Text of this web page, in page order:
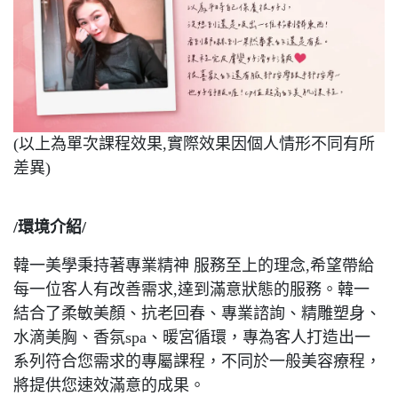
(以上為單次課程效果,實際效果因個人情形不同有所
差異)
/環境介紹/
韓一美學秉持著專業精神 服務至上的理念,希望帶給
每一位客人有改善需求,達到滿意狀態的服務。韓一
結合了柔敏美顏、抗老回春、專業諮詢、精雕塑身、
水滴美胸、香氛spa、暖宮循環，專為客人打造出一
系列符合您需求的專屬課程，不同於一般美容療程，
將提供您速效滿意的成果。